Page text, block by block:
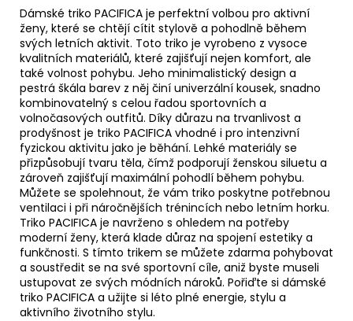
Dámské triko PACIFICA je perfektní volbou pro aktivní
ženy, které se chtějí cítit stylově a pohodlně během
svých letních aktivit. Toto triko je vyrobeno z vysoce
kvalitních materiálů, které zajišťují nejen komfort, ale
také volnost pohybu. Jeho minimalistický design a
pestrá škála barev z něj činí univerzální kousek, snadno
kombinovatelný s celou řadou sportovních a
volnočasových outfitů. Díky důrazu na trvanlivost a
prodyšnost je triko PACIFICA vhodné i pro intenzivní
fyzickou aktivitu jako je běhání. Lehké materiály se
přizpůsobují tvaru těla, čímž podporují ženskou siluetu a
zároveň zajišťují maximální pohodlí během pohybu.
Můžete se spolehnout, že vám triko poskytne potřebnou
ventilaci i při náročnějších trénincích nebo letním horku.
Triko PACIFICA je navrženo s ohledem na potřeby
moderní ženy, která klade důraz na spojení estetiky a
funkčnosti. S tímto trikem se můžete zdarma pohybovat
a soustředit se na své sportovní cíle, aniž byste museli
ustupovat ze svých módních nároků. Pořiďte si dámské
triko PACIFICA a užijte si léto plné energie, stylu a
aktivního životního stylu.